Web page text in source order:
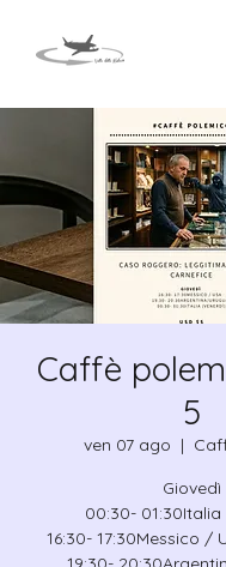
Caffè
5
ven 07 ago
  |
Giovedì
00:30-
16:30- 17:30Messico /